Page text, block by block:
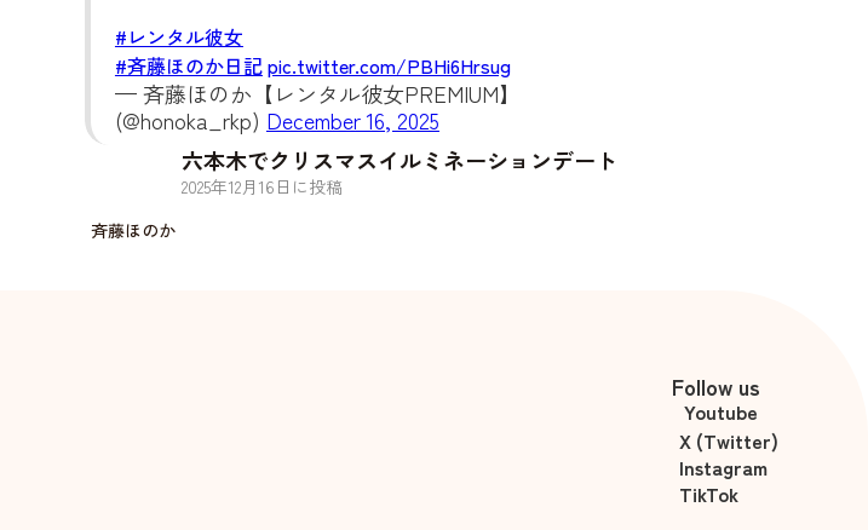
#レンタル彼女
#斉藤ほのか日記pic.twitter.com/PBHi6Hrsug
— 斉藤ほのか【レンタル彼女PREMIUM】
(@honoka_rkp) December 16, 2025
斉藤ほのか
六本木でクリスマスイルミネーションデート
2025年12月 16 日に投稿
Follow us
Youtube
X (Twitter)
Instagram
TikTok